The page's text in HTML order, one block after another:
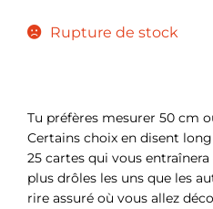
Rupture de stock
Tu préfères mesurer 50 cm
Certains choix en disent
25 cartes qui vous
plus drôles les uns que les
rire assuré où vous allez